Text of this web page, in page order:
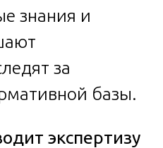
знания и
за
базы.
экспертизу